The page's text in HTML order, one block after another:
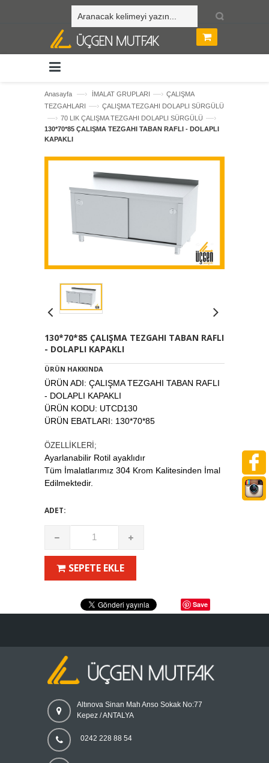
Anasayfa —› İMALAT GRUPLARI —› ÇALIŞMA
TEZGAHLARI —› ÇALIŞMA TEZGAHI DOLAPLI SÜRGÜLÜ
—› 70 LIK ÇALIŞMA TEZGAHI DOLAPLI SÜRGÜLÜ —›
130*70*85 ÇALIŞMA TEZGAHI TABAN RAFLI - DOLAPLI
KAPAKLI
130*70*85 ÇALIŞMA TEZGAHI TABAN RAFLI
- DOLAPLI KAPAKLI
ÜRÜN HAKKINDA
ÜRÜN ADI: ÇALIŞMA TEZGAHI TABAN RAFLI
- DOLAPLI KAPAKLI
ÜRÜN KODU: UTCD130
ÜRÜN EBATLARI: 130*70*85
ÖZELLİKLERİ;
Ayarlanabilir Rotil ayaklıdır
Tüm İmalatlarımız 304 Krom Kalitesinden İmal
Edilmektedir.
ADET:
SEPETE EKLE
Save
Altınova Sinan Mah Anso Sokak No:77
Kepez / ANTALYA
0242 228 88 54